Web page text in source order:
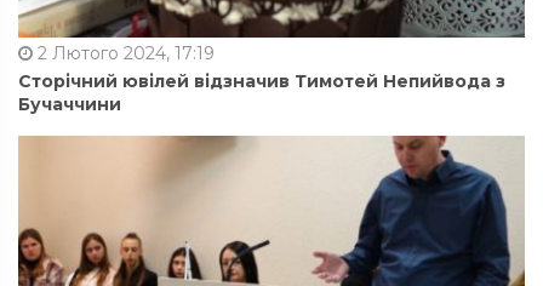
2 Лютого 2024, 17:19
Сторічний ювілей відзначив Тимотей Непийвода з
Бучаччини